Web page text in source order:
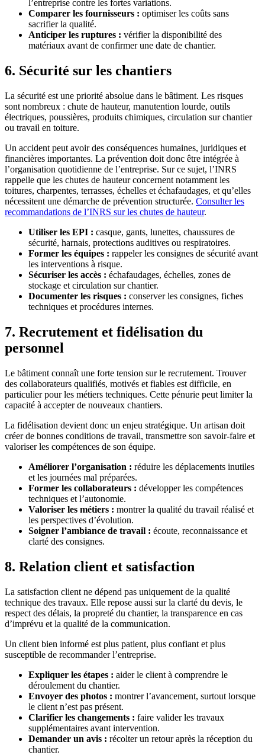
l’entreprise contre les fortes variations.
Comparer les fournisseurs : optimiser les coûts sans
sacrifier la qualité.
Anticiper les ruptures : vérifier la disponibilité des
matériaux avant de confirmer une date de chantier.
6. Sécurité sur les chantiers
La sécurité est une priorité absolue dans le bâtiment. Les risques
sont nombreux : chute de hauteur, manutention lourde, outils
électriques, poussières, produits chimiques, circulation sur chantier
ou travail en toiture.
Un accident peut avoir des conséquences humaines, juridiques et
financières importantes. La prévention doit donc être intégrée à
l’organisation quotidienne de l’entreprise. Sur ce sujet, l’INRS
rappelle que les chutes de hauteur concernent notamment les
toitures, charpentes, terrasses, échelles et échafaudages, et qu’elles
nécessitent une démarche de prévention structurée. Consulter les
recommandations de l’INRS sur les chutes de hauteur.
Utiliser les EPI : casque, gants, lunettes, chaussures de
sécurité, harnais, protections auditives ou respiratoires.
Former les équipes : rappeler les consignes de sécurité avant
les interventions à risque.
Sécuriser les accès : échafaudages, échelles, zones de
stockage et circulation sur chantier.
Documenter les risques : conserver les consignes, fiches
techniques et procédures internes.
7. Recrutement et fidélisation du
personnel
Le bâtiment connaît une forte tension sur le recrutement. Trouver
des collaborateurs qualifiés, motivés et fiables est difficile, en
particulier pour les métiers techniques. Cette pénurie peut limiter la
capacité à accepter de nouveaux chantiers.
La fidélisation devient donc un enjeu stratégique. Un artisan doit
créer de bonnes conditions de travail, transmettre son savoir-faire et
valoriser les compétences de son équipe.
Améliorer l’organisation : réduire les déplacements inutiles
et les journées mal préparées.
Former les collaborateurs : développer les compétences
techniques et l’autonomie.
Valoriser les métiers : montrer la qualité du travail réalisé et
les perspectives d’évolution.
Soigner l’ambiance de travail : écoute, reconnaissance et
clarté des consignes.
8. Relation client et satisfaction
La satisfaction client ne dépend pas uniquement de la qualité
technique des travaux. Elle repose aussi sur la clarté du devis, le
respect des délais, la propreté du chantier, la transparence en cas
d’imprévu et la qualité de la communication.
Un client bien informé est plus patient, plus confiant et plus
susceptible de recommander l’entreprise.
Expliquer les étapes : aider le client à comprendre le
déroulement du chantier.
Envoyer des photos : montrer l’avancement, surtout lorsque
le client n’est pas présent.
Clarifier les changements : faire valider les travaux
supplémentaires avant intervention.
Demander un avis : récolter un retour après la réception du
chantier.